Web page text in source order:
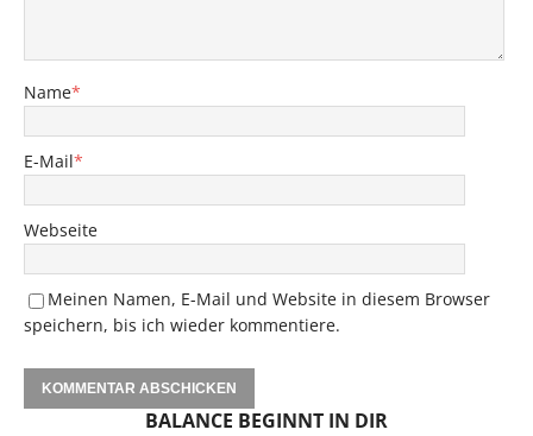
Name*
E-Mail*
Webseite
Meinen Namen, E-Mail und Website in diesem Browser
speichern, bis ich wieder kommentiere.
BALANCE BEGINNT IN DIR